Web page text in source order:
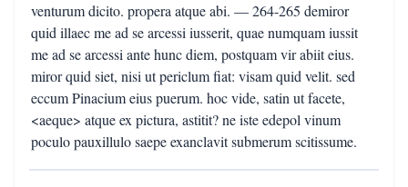
venturum dicito. propera atque abi. — 264-265 demiror
quid illaec me ad se arcessi iusserit, quae numquam iussit
me ad se arcessi ante hunc diem, postquam vir abiit eius.
miror quid siet, nisi ut periclum fiat: visam quid velit. sed
eccum Pinacium eius puerum. hoc vide, satin ut facete,
<aeque> atque ex pictura, astitit? ne iste edepol vinum
poculo pauxillulo saepe exanclavit submerum scitissume.